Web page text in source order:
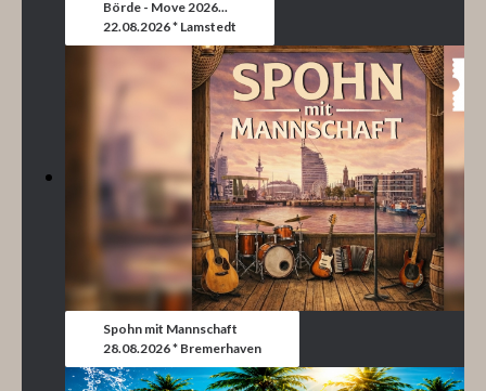
Börde - Move 2026...
22.08.2026 * Lamstedt
Spohn mit Mannschaft
28.08.2026 * Bremerhaven